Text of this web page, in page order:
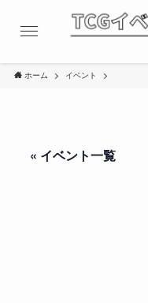
ホーム イベント
« イベント一覧